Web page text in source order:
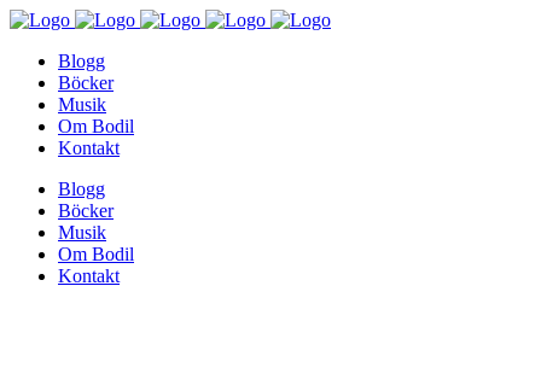
Blogg
Böcker
Musik
Om Bodil
Kontakt
Blogg
Böcker
Musik
Om Bodil
Kontakt